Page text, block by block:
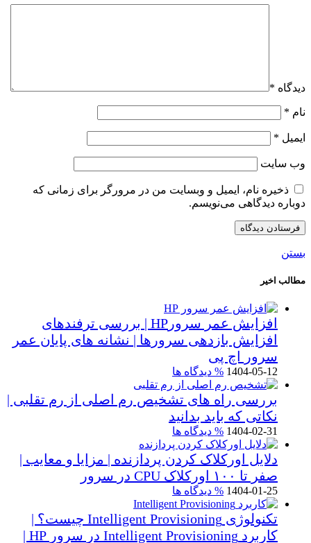
دیدگاه *
نام *
ایمیل *
وب‌ سایت
ذخیره نام، ایمیل و وبسایت من در مرورگر برای زمانی که
دوباره دیدگاهی می‌نویسم.
بستن
مطالب اخیر
افزایش عمر سرورHP | بررسی ترفندهای
افزایش بازدهی سرورها | نشانه های پایان عمر
سرور اچ پی
1404-05-12 % دیدگاه ها
بررسی راه های تشخیص رم اصلی از رم تقلبی |
نکاتی که باید بدانید
1404-02-31 % دیدگاه ها
دلایل اورکلاک کردن پردازنده | مزایا و معایب |
صفر تا ۱۰۰ اورکلاک CPU در سرور
1404-01-25 % دیدگاه ها
تکنولوژی Intelligent Provisioning چیست؟ |
کاربرد Intelligent Provisioning در سرور HP |